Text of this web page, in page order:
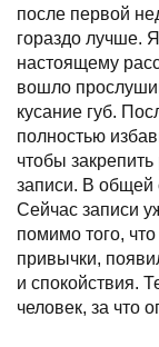
после первой
гораздо лучше.
настоящему
вошло
кусание губ.
полностью
чтобы
записи. В общей
Сейчас записи
помимо того,
привычки,
и спокойствия.
человек, за что